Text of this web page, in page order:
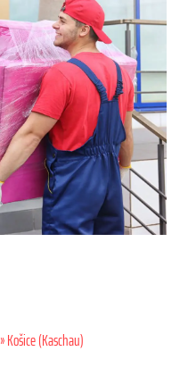
» Košice (Kaschau)